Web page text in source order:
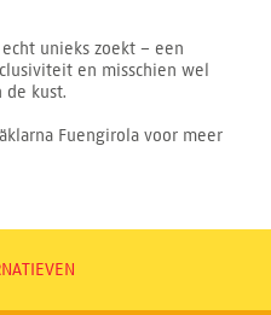
unieks zoekt – een
en misschien wel
de kust.
Fuengirola voor meer